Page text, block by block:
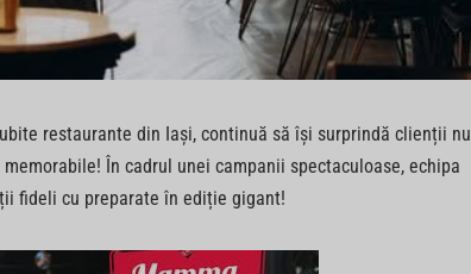
restaurante din Iași, continuă să își surprindă clienții nu
În cadrul unei campanii spectaculoase, echipa
fideli cu preparate în ediție gigant!